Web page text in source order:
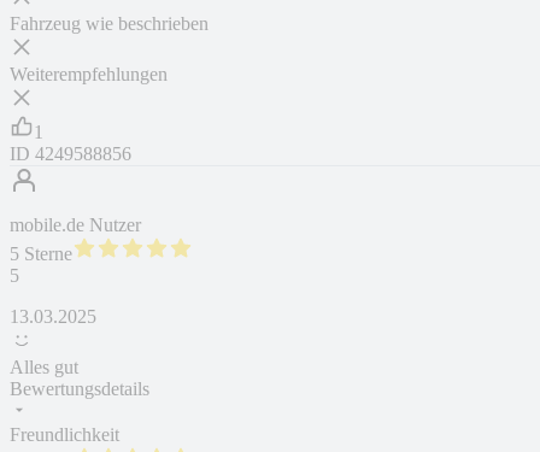
Fahrzeug wie beschrieben
Weiterempfehlungen
1
ID 4249588856
mobile.de Nutzer
5 Sterne
5
13.03.2025
Alles gut
Bewertungsdetails
Freundlichkeit